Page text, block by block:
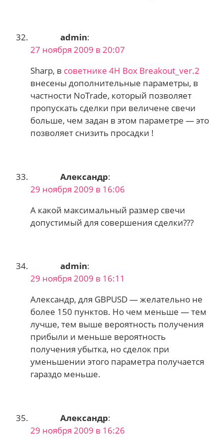
admin:
27 ноября 2009 в 20:07
Sharp, в советнике 4H Box Breakout_ver.2
внесены дополнительные параметры, в
частности NoTrade, который позволяет
пропускать сделки при величене свечи
больше, чем задан в этом параметре — это
позволяет снизить просадки !
Александр:
29 ноября 2009 в 16:06
А какой максимальный размер свечи
допустимый для совершения сделки???
admin:
29 ноября 2009 в 16:11
Александр, для GBPUSD — желательно не
более 150 пунктов. Но чем меньше — тем
лучше, тем выше вероятность получения
прибыли и меньше вероятность
получения убытка, но сделок при
уменьшении этого параметра получается
гараздо меньше.
Александр:
29 ноября 2009 в 16:26